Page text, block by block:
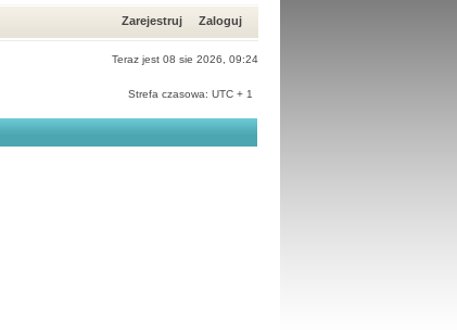
Zarejestruj Zaloguj
Teraz jest 08 sie 2026, 09:24
Strefa czasowa: UTC + 1